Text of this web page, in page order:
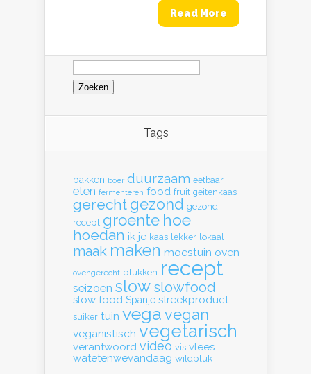
Read More
Zoeken
naar:
Tags
bakken boer duurzaam eetbaar
eten fermenteren food fruit geitenkaas
gerecht gezond gezond
recept groente hoe
hoedan ik je kaas lekker lokaal
maak maken moestuin oven
ovengerecht plukken recept
seizoen slow slowfood
slow food Spanje streekproduct
suiker tuin vega vegan
veganistisch vegetarisch
verantwoord video vis vlees
watetenwevandaag wildpluk